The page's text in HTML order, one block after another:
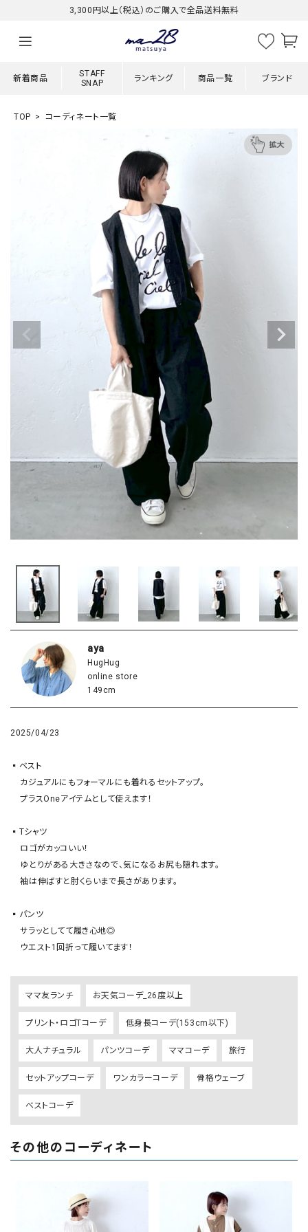
3,300円以上（税込）のご購入で全品送料無料
新着商品
STAFF
SNAP
ランキング 商品一覧 ブランド
TOP コーディネート一覧
aya
HugHug
online store
149cm
2025/04/23
▪️ベスト
    プラスOneアイテムとして使えます！
▪️Tシャツ
    袖は伸ばすと肘くらいまで長さがあります。
▪️パンツ
    サラッとしてて履き心地◎
    ウエスト1回折って履いてます！
ママ友ランチ お天気コーデ_26度以上
プリント・ロゴTコーデ 低身長コーデ(153cm以下)
大人ナチュラル パンツコーデ ママコーデ 旅行
セットアップコーデ ワンカラーコーデ 骨格ウェーブ
ベストコーデ
その他のコーディネート